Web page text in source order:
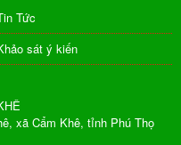
Tức
sát ý kiến
xã Cẩm Khê, tỉnh Phú Thọ